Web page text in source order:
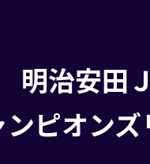
明治安田
ンピオン